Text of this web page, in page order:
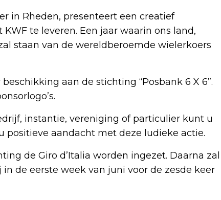
in Rheden, presenteert een creatief
te leveren. Een jaar waarin ons land,
staan van de wereldberoemde wielerkoers
aan de stichting “Posbank 6 X 6”.
instantie, vereniging of particulier kunt u
positieve aandacht met deze ludieke actie.
de Giro d’Italia worden ingezet. Daarna zal
de eerste week van juni voor de zesde keer